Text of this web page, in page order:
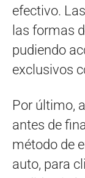
efectivo.
las formas
pudiendo
exclusivos
Por último,
antes de
método de
auto, para